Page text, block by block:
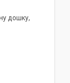
дошку,